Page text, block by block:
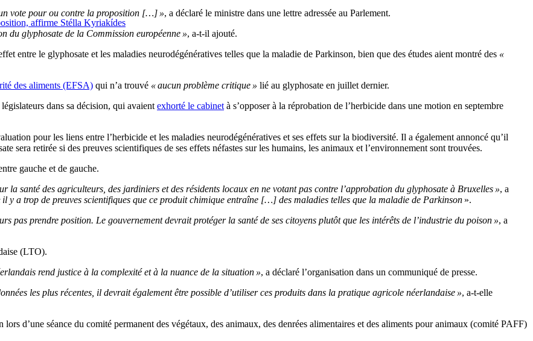
affirme Stélla Kyriakídes
vote pour ou contre la proposition […] », a déclaré le ministre dans une lettre adressée au Parlement.
du glyphosate de la Commission européenne », a-t-il ajouté.
entre le glyphosate et les maladies neurodégénératives telles que la maladie de Parkinson, bien que des études aient montré des «
des aliments (EFSA) qui n’a trouvé « aucun problème critique » lié au glyphosate en juillet dernier.
dans sa décision, qui avaient exhorté le cabinet à s’opposer à la réprobation de l’herbicide dans une motion en septembre
pour les liens entre l’herbicide et les maladies neurodégénératives et ses effets sur la biodiversité. Il a également annoncé qu’il
sera retirée si des preuves scientifiques de ses effets néfastes sur les humains, les animaux et l’environnement sont trouvées.
gauche et de gauche.
la santé des agriculteurs, des jardiniers et des résidents locaux en ne votant pas contre l’approbation du glyphosate à Bruxelles », a
il y a trop de preuves scientifiques que ce produit chimique entraîne […] des maladies telles que la maladie de Parkinson ».
pas prendre position. Le gouvernement devrait protéger la santé de ses citoyens plutôt que les intérêts de l’industrie du poison », a
(LTO).
rend justice à la complexité et à la nuance de la situation », a déclaré l’organisation dans un communiqué de presse.
les plus récentes, il devrait également être possible d’utiliser ces produits dans la pratique agricole néerlandaise », a-t-elle
d’une séance du comité permanent des végétaux, des animaux, des denrées alimentaires et des aliments pour animaux (comité PAFF)